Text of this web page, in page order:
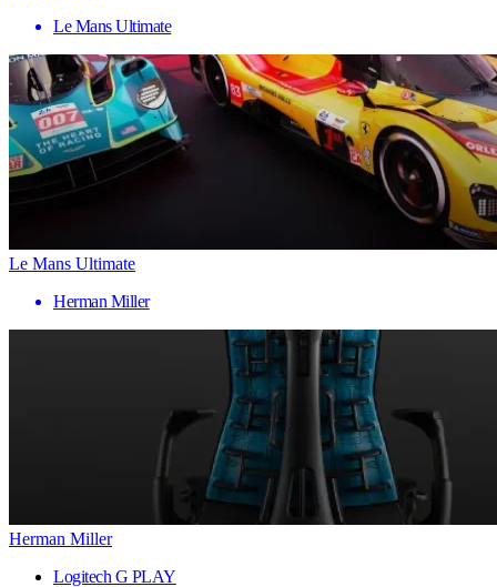
Le Mans Ultimate
Le Mans Ultimate
Herman Miller
Herman Miller
Logitech G PLAY